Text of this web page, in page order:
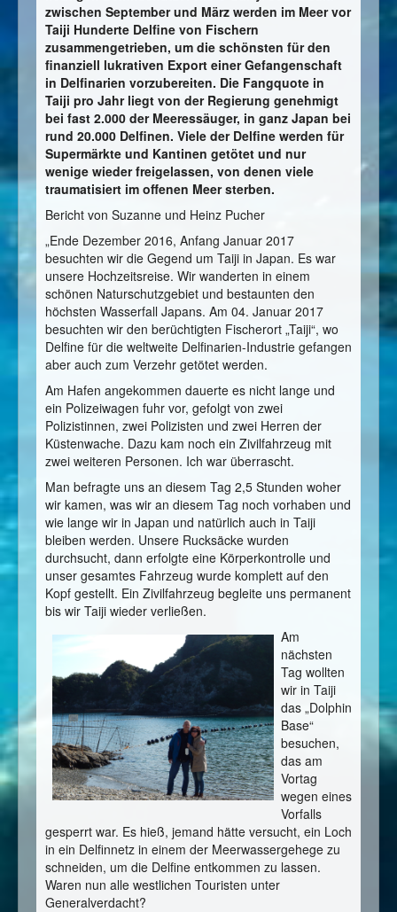
zwischen September und März werden im Meer vor
Taiji Hunderte Delfine von Fischern
zusammengetrieben, um die schönsten für den
finanziell lukrativen Export einer Gefangenschaft
in Delfinarien vorzubereiten. Die Fangquote in
Taiji pro Jahr liegt von der Regierung genehmigt
bei fast 2.000 der Meeressäuger, in ganz Japan bei
rund 20.000 Delfinen. Viele der Delfine werden für
Supermärkte und Kantinen getötet und nur
wenige wieder freigelassen, von denen viele
traumatisiert im offenen Meer sterben.
Bericht von Suzanne und Heinz Pucher
„Ende Dezember 2016, Anfang Januar 2017
besuchten wir die Gegend um Taiji in Japan. Es war
unsere Hochzeitsreise. Wir wanderten in einem
schönen Naturschutzgebiet und bestaunten den
höchsten Wasserfall Japans. Am 04. Januar 2017
besuchten wir den berüchtigten Fischerort „Taiji“, wo
Delfine für die weltweite Delfinarien-Industrie gefangen
aber auch zum Verzehr getötet werden.
Am Hafen angekommen dauerte es nicht lange und
ein Polizeiwagen fuhr vor, gefolgt von zwei
Polizistinnen, zwei Polizisten und zwei Herren der
Küstenwache. Dazu kam noch ein Zivilfahrzeug mit
zwei weiteren Personen. Ich war überrascht.
Man befragte uns an diesem Tag 2,5 Stunden woher
wir kamen, was wir an diesem Tag noch vorhaben und
wie lange wir in Japan und natürlich auch in Taiji
bleiben werden. Unsere Rucksäcke wurden
durchsucht, dann erfolgte eine Körperkontrolle und
unser gesamtes Fahrzeug wurde komplett auf den
Kopf gestellt. Ein Zivilfahrzeug begleite uns permanent
bis wir Taiji wieder verließen.
Am
nächsten
Tag wollten
wir in Taiji
das „Dolphin
Base“
besuchen,
das am
Vortag
wegen eines
Vorfalls
gesperrt war. Es hieß, jemand hätte versucht, ein Loch
in ein Delfinnetz in einem der Meerwassergehege zu
schneiden, um die Delfine entkommen zu lassen.
Waren nun alle westlichen Touristen unter
Generalverdacht?